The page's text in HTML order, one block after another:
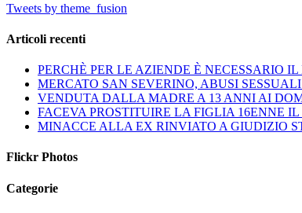
Tweets by theme_fusion
Articoli recenti
PERCHÈ PER LE AZIENDE È NECESSARIO
MERCATO SAN SEVERINO, ABUSI
VENDUTA DALLA MADRE A 13 ANNI AI
FACEVA PROSTITUIRE LA FIGLIA 16ENNE
MINACCE ALLA EX RINVIATO A GIUDIZIO
Flickr Photos
Categorie